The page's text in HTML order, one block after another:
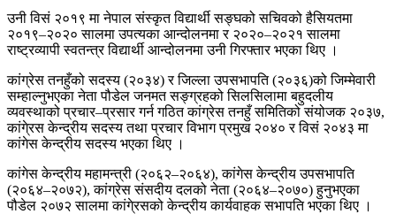
उनी विसं २०१९ मा नेपाल संस्कृत विद्यार्थी सङ्घको सचिवको हैसियतमा
२०१९–२०२० सालमा उपत्यका आन्दोलनमा र २०२०–२०२१ सालमा
राष्ट्रव्यापी स्वतन्त्र विद्यार्थी आन्दोलनमा उनी गिरफ्तार भएका थिए ।
कांग्रेस तनहुँको सदस्य (२०३४) र जिल्ला उपसभापति (२०३६)को जिम्मेवारी
सम्हाल्नुभएका नेता पौडेल जनमत सङ्ग्रहको सिलसिलामा बहुदलीय
व्यवस्थाको प्रचार–प्रसार गर्न गठित कांग्रेस तनहुँ समितिको संयोजक २०३७,
कांगे्रस केन्द्रीय सदस्य तथा प्रचार विभाग प्रमुख २०४० र विसं २०४३ मा
कांगेस केन्द्रीय सदस्य भएका थिए ।
कांगेस केन्द्रीय महामन्त्री (२०६२–२०६४), कांगेस केन्द्रीय उपसभापति
(२०६४–२०७२), कांग्रेस संसदीय दलको नेता (२०६४–२०७०) हुनुभएका
पौडेल २०७२ सालमा कांगे्रसको केन्द्रीय कार्यवाहक सभापति भएका थिए ।